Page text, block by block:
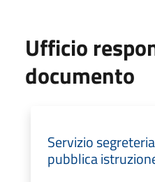
Ufficio
documento
Servizio
pubblica